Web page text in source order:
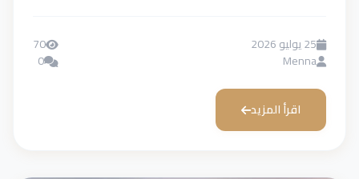
25 يوليو 2026
Menna
70
0
اقرأ المزيد